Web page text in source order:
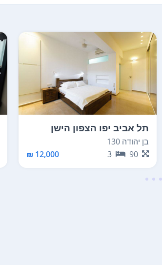
תל אביב יפו הצפון הישן
החלק המרכזי
בן יהודה 130
90
3
12,000 ₪